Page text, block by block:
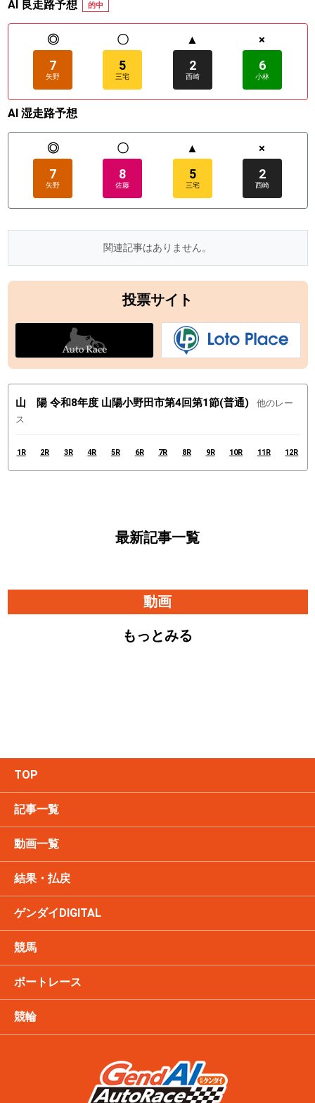
AI 良走路予想 的中
◎
7
矢野
〇
5
三宅
▲
2
西崎
×
6
小林
AI 湿走路予想
◎
7
矢野
〇
8
佐藤
▲
5
三宅
×
2
西崎
関連記事はありません。
投票サイト
山 陽 令和8年度 山陽小野田市第4回第1節(普通)
他のレー
ス
1R 2R 3R 4R 5R 6R 7R 8R 9R 10R 11R 12R
最新記事一覧
動画
もっとみる
TOP
記事一覧
動画一覧
結果・払戻
ゲンダイDIGITAL
競馬
ボートレース
競輪